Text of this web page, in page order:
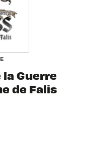
la Guerre
de Falis